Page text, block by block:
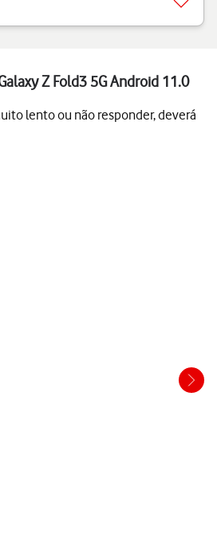
Z Fold3 5G Android 11.0
lento ou não responder, deverá